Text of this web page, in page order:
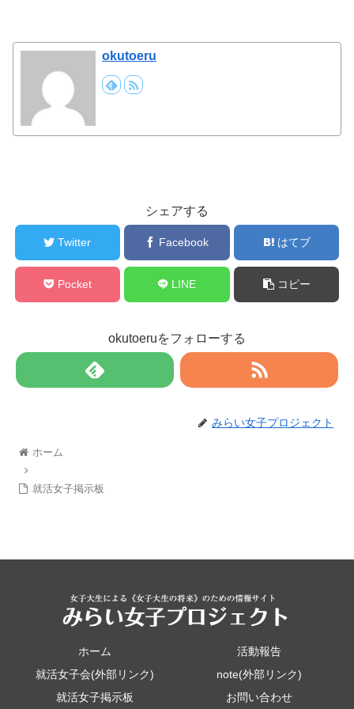
okutoeru
シェアする
Twitter Facebook はてブ
Pocket LINE コピー
okutoeruをフォローする
みらい女子プロジェクト
ホーム
就活女子掲示板
ホーム
活動報告
就活女子会(外部リンク)
note(外部リンク)
就活女子掲示板
お問い合わせ